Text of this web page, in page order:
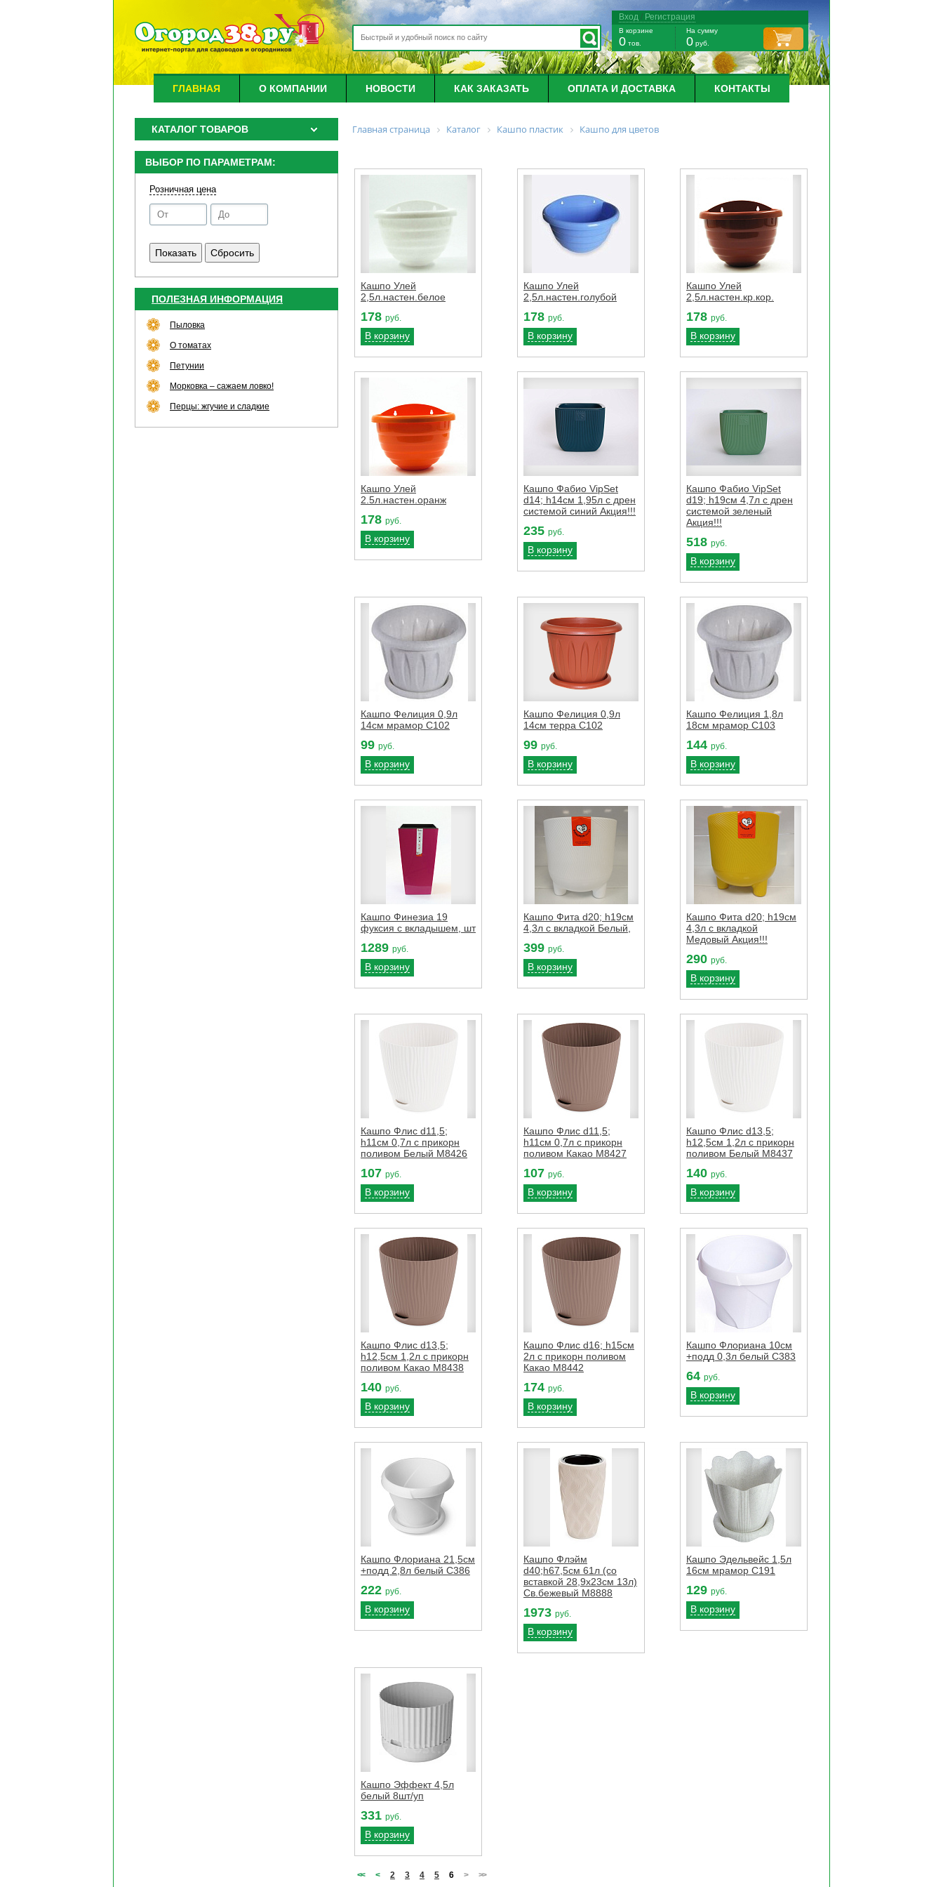
Вход / Регистрация
В корзине
0 тов.
На сумму
0 руб.
ГЛАВНАЯ О КОМПАНИИ НОВОСТИ КАК ЗАКАЗАТЬ ОПЛАТА И ДОСТАВКА КОНТАКТЫ
КАТАЛОГ ТОВАРОВ
ВЫБОР ПО ПАРАМЕТРАМ:
Розничная цена
ПОЛЕЗНАЯ ИНФОРМАЦИЯ
Пыловка
О томатах
Петунии
Морковка – сажаем ловко!
Перцы: жгучие и сладкие
Главная страница Каталог Кашпо пластик Кашпо для цветов
Кашпо Улей
2,5л.настен.белое
178 руб.
В корзину
Кашпо Улей
2,5л.настен.голубой
178 руб.
В корзину
Кашпо Улей
2,5л.настен.кр.кор.
178 руб.
В корзину
Кашпо Улей
2.5л.настен.оранж
178 руб.
В корзину
Кашпо Фабио VipSet
d14; h14см 1,95л с дрен
системой синий Акция!!!
235 руб.
В корзину
Кашпо Фабио VipSet
d19; h19см 4,7л с дрен
системой зеленый
Акция!!!
518 руб.
В корзину
Кашпо Фелиция 0,9л
14см мрамор С102
99 руб.
В корзину
Кашпо Фелиция 0,9л
14см терра С102
99 руб.
В корзину
Кашпо Фелиция 1,8л
18см мрамор С103
144 руб.
В корзину
Кашпо Финезиа 19
фуксия с вкладышем, шт
1289 руб.
В корзину
Кашпо Фита d20; h19см
4,3л с вкладкой Белый,
399 руб.
В корзину
Кашпо Фита d20; h19см
4,3л с вкладкой
Медовый Акция!!!
290 руб.
В корзину
Кашпо Флис d11,5;
h11см 0,7л с прикорн
поливом Белый М8426
107 руб.
В корзину
Кашпо Флис d11,5;
h11см 0,7л с прикорн
поливом Какао М8427
107 руб.
В корзину
Кашпо Флис d13,5;
h12,5см 1,2л с прикорн
поливом Белый М8437
140 руб.
В корзину
Кашпо Флис d13,5;
h12,5см 1,2л с прикорн
поливом Какао М8438
140 руб.
В корзину
Кашпо Флис d16; h15см
2л с прикорн поливом
Какао М8442
174 руб.
В корзину
Кашпо Флориана 10см
+подд 0,3л белый С383
64 руб.
В корзину
Кашпо Флориана 21,5см
+подд 2,8л белый С386
222 руб.
В корзину
Кашпо Флэйм
d40;h67,5см 61л (со
вставкой 28,9х23см 13л)
Св.бежевый М8888
1973 руб.
В корзину
Кашпо Эдельвейс 1,5л
16см мрамор С191
129 руб.
В корзину
Кашпо Эффект 4,5л
белый 8шт/уп
331 руб.
В корзину
<< < 2 3 4 5 6 > >>